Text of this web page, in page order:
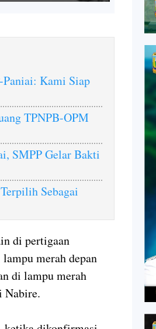
Kami Siap
TPNPB-OPM
SMPP Gelar Bakti
Sebagai
di pertigaan
merah depan
di lampu merah
Nabire.